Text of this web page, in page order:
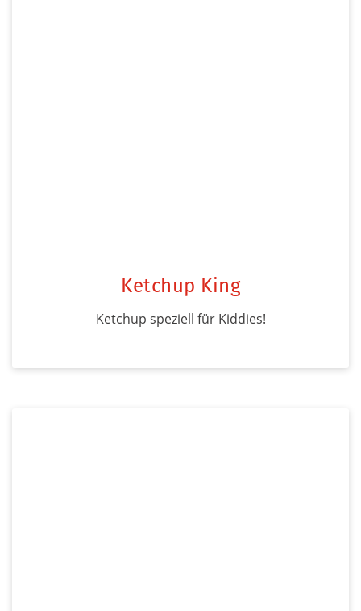
Ketchup King
Ketchup speziell für Kiddies!